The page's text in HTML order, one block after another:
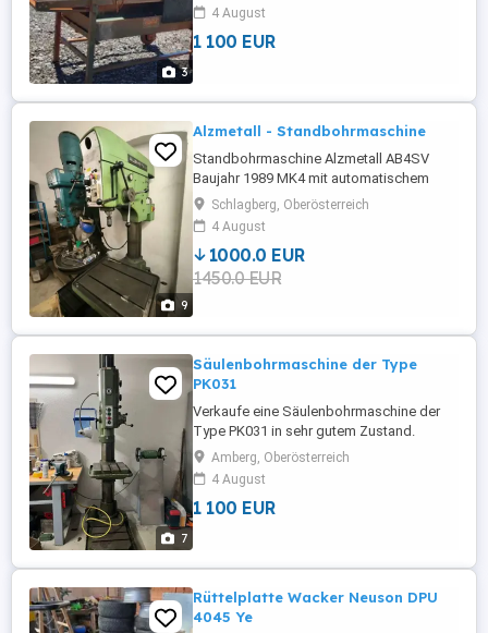
3
4 August
1 100 EUR
9
Alzmetall - Standbohrmaschine
Standbohrmaschine Alzmetall AB4SV
Baujahr 1989 MK4 mit automatischem
Vorschub und Kühlmittelpumpe
Schlagberg, Oberösterreich
4 August
1000.0 EUR
1450.0 EUR
7
Säulenbohrmaschine der Type
PK031
Verkaufe eine Säulenbohrmaschine der
Type PK031 in sehr gutem Zustand.
Getriebebohrmaschine,
Ständerbohrmaschine Technische Daten
bitte den Fotos entnehmen.
Amberg, Oberösterreich
4 August
1 100 EUR
Rüttelplatte Wacker Neuson DPU
4045 Ye